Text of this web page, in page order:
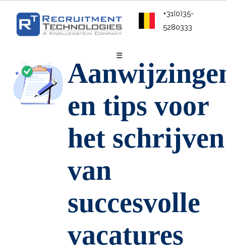
☰
+31(0)35-
5280333
en tips voor
het schrijven
van
succesvolle
vacatures